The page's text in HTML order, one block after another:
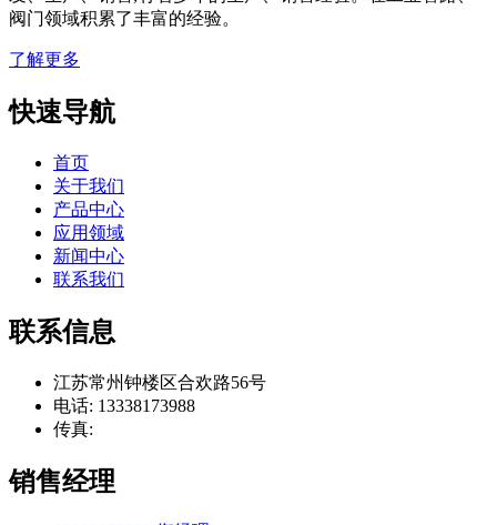
阀门领域积累了丰富的经验。
了解更多
快速导航
首页
关于我们
产品中心
应用领域
新闻中心
联系我们
联系信息
江苏常州钟楼区合欢路56号
电话: 13338173988
传真:
销售经理